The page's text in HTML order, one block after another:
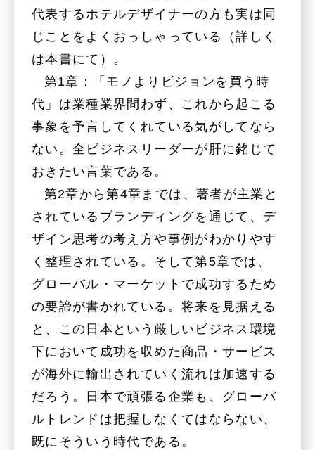
代表するホテルデザイナーの方も実は同
じことをよくおっしゃっている（詳しく
は本書にて）。
第1章：「モノよりビジョンを買う時
代」は業種業界問わず、これから起こる
事象を予言してくれている気がしてなら
ない。全ビジネスリーダーが肝に銘じて
おきたい言葉である。
第2章から第4章までは、著者が主業と
されているブランディングを通じて、デ
ザイン思考の考え方や事例がわかりやす
く整理されている。そして第5章では、
グローバル・マーケットで成功するため
の要諦が書かれている。将来を見据える
と、この日本という厳しいビジネス環境
下において成功を収めた商品・サービス
が海外に輸出されていく流れは加速する
だろう。日本で頑張る企業も、グローバ
ルトレンドは把握しなくてはならない、
既にそういう時代である。